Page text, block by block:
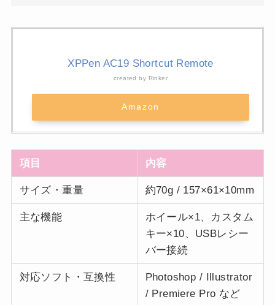
XPPen AC19 Shortcut Remote
created by Rinker
Amazon
項目 内容
サイズ・重量 約70g / 157×61×10mm
主な機能
ホイール×1、カスタム
キー×10、USBレシー
バー接続
対応ソフト・互換性
Photoshop / Illustrator
/ Premiere Pro など